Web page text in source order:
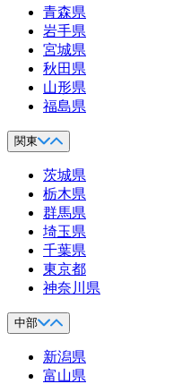
青森県
岩手県
宮城県
秋田県
山形県
福島県
関東
茨城県
栃木県
群馬県
埼玉県
千葉県
東京都
神奈川県
中部
新潟県
富山県